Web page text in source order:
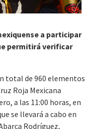
a participar
permitirá verificar
total de 960 elementos
Roja Mexicana
a las 11:00 horas, en
se llevará a cabo en
Rodríguez,